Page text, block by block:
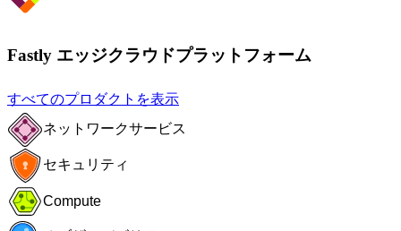
Fastly エッジクラウドプラットフォーム
すべてのプロダクトを表示
ネットワークサービス
セキュリティ
Compute